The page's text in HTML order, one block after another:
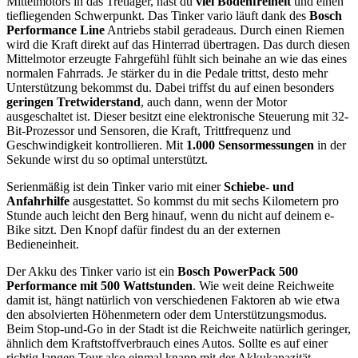
tiefliegenden Schwerpunkt. Das Tinker vario läuft dank des Bosch
Performance LineAntriebs stabil geradeaus. Durch einen Riemen
wird die Kraft direkt auf das Hinterrad übertragen. Das durch diesen
Mittelmotor erzeugte Fahrgefühl fühlt sich beinahe an wie das eines
normalen Fahrrads. Je stärker du in die Pedale trittst, desto mehr
Unterstützung bekommst du. Dabei triffst du auf einen besonders
geringen Tretwiderstand, auch dann, wenn der Motor
ausgeschaltet ist. Dieser besitzt eine elektronische Steuerung mit 32-
Bit-Prozessor und Sensoren, die Kraft, Trittfrequenz und
Geschwindigkeit kontrollieren. Mit 1.000 Sensormessungen in der
Sekunde wirst du so optimal unterstützt.
Serienmäßig ist dein Tinker vario mit einerSchiebe- und
Anfahrhilfe ausgestattet. So kommst du mit sechs Kilometern pro
Stunde auch leicht den Berg hinauf, wenn du nicht auf deinem e-
Bike sitzt. Den Knopf dafür findest du an der externen
Bedieneinheit.
Der Akku des Tinker vario ist ein Bosch PowerPack 500
Performance mit 500 Wattstunden. Wie weit deine Reichweite
damit ist, hängt natürlich von verschiedenen Faktoren ab wie etwa
den absolvierten Höhenmetern oder dem Unterstützungsmodus.
Beim Stop-und-Go in der Stadt ist die Reichweite natürlich geringer,
ähnlich dem Kraftstoffverbrauch eines Autos. Sollte es auf einer